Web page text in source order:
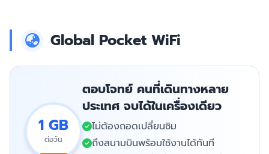
Global Pocket WiFi
1 GB
ต่อวัน
ตอบโจทย์ คนที่เดินทางหลาย
ประเทศ จบได้ในเครื่องเดียว
ไม่ต้องถอดเปลี่ยนซิม
ถึงสนามบินพร้อมใช้งานได้ทันที